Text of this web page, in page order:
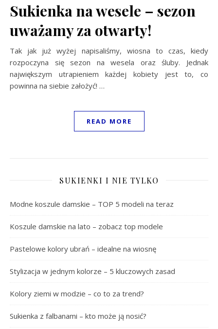
Sukienka na wesele – sezon
uważamy za otwarty!
Tak jak już wyżej napisaliśmy, wiosna to czas, kiedy
rozpoczyna się sezon na wesela oraz śluby. Jednak
największym utrapieniem każdej kobiety jest to, co
powinna na siebie założyć! …
READ MORE
SUKIENKI I NIE TYLKO
Modne koszule damskie – TOP 5 modeli na teraz
Koszule damskie na lato – zobacz top modele
Pastelowe kolory ubrań – idealne na wiosnę
Stylizacja w jednym kolorze – 5 kluczowych zasad
Kolory ziemi w modzie – co to za trend?
Sukienka z falbanami – kto może ją nosić?